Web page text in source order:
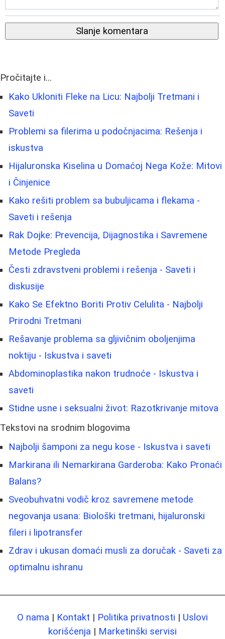
Slanje komentara
Pročitajte i...
Kako Ukloniti Fleke na Licu: Najbolji Tretmani i
Saveti
Problemi sa filerima u podočnjacima: Rešenja i
iskustva
Hijaluronska Kiselina u Domaćoj Nega Kože: Mitovi
i Činjenice
Kako rešiti problem sa bubuljicama i flekama -
Saveti i rešenja
Rak Dojke: Prevencija, Dijagnostika i Savremene
Metode Pregleda
Česti zdravstveni problemi i rešenja - Saveti i
diskusije
Kako Se Efektno Boriti Protiv Celulita - Najbolji
Prirodni Tretmani
Rešavanje problema sa gljivičnim oboljenjima
noktiju - Iskustva i saveti
Abdominoplastika nakon trudnoće - Iskustva i
saveti
Stidne usne i seksualni život: Razotkrivanje mitova
Tekstovi na srodnim blogovima
Najbolji šamponi za negu kose - Iskustva i saveti
Markirana ili Nemarkirana Garderoba: Kako Pronaći
Balans?
Sveobuhvatni vodič kroz savremene metode
negovanja usana: Biološki tretmani, hijaluronski
fileri i lipotransfer
Zdrav i ukusan domaći musli za doručak - Saveti za
optimalnu ishranu
O nama | Kontakt | Politika privatnosti | Uslovi
korišćenja | Marketinški servisi